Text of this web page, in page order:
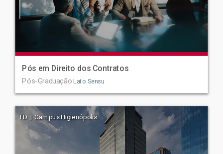
Pós em Direito dos Contratos
Pós-Graduação Lato Sensu
FD | Campus Higienópolis